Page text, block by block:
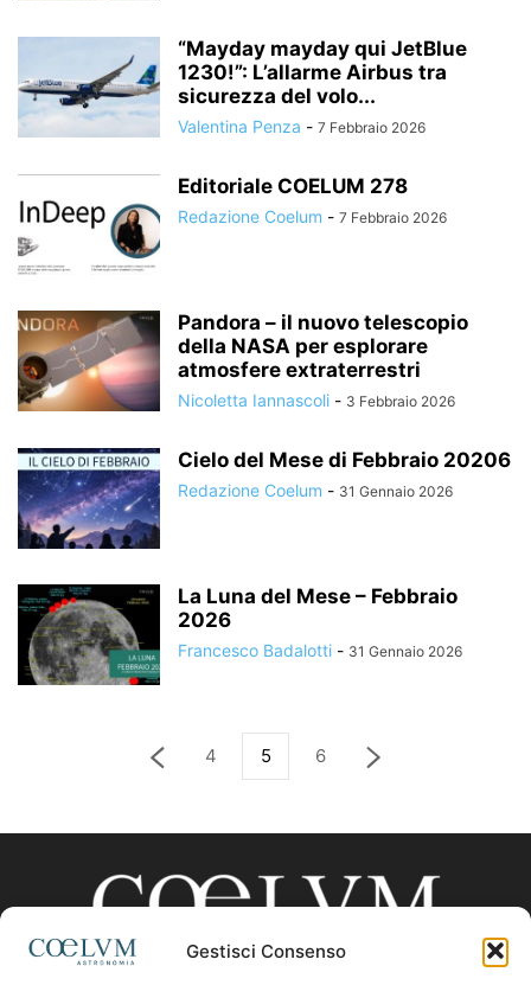
Gestisci Consenso
“Mayday mayday qui JetBlue
1230!”: L’allarme Airbus tra
sicurezza del volo...
Valentina Penza - 7 Febbraio 2026
Editoriale COELUM 278
Redazione Coelum - 7 Febbraio 2026
Pandora – il nuovo telescopio
della NASA per esplorare
atmosfere extraterrestri
Nicoletta Iannascoli - 3 Febbraio 2026
Cielo del Mese di Febbraio 20206
Redazione Coelum - 31 Gennaio 2026
La Luna del Mese – Febbraio
2026
Francesco Badalotti - 31 Gennaio 2026
4 5 6